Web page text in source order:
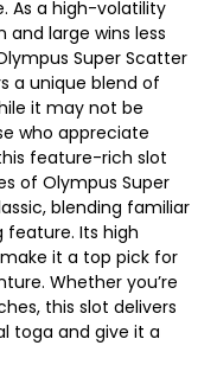
As a high-volatility
large wins less
Super Scatter
a unique blend of
it may not be
who appreciate
feature-rich slot
of Olympus Super
blending familiar
Its high
it a top pick for
Whether you’re
this slot delivers
toga and give it a